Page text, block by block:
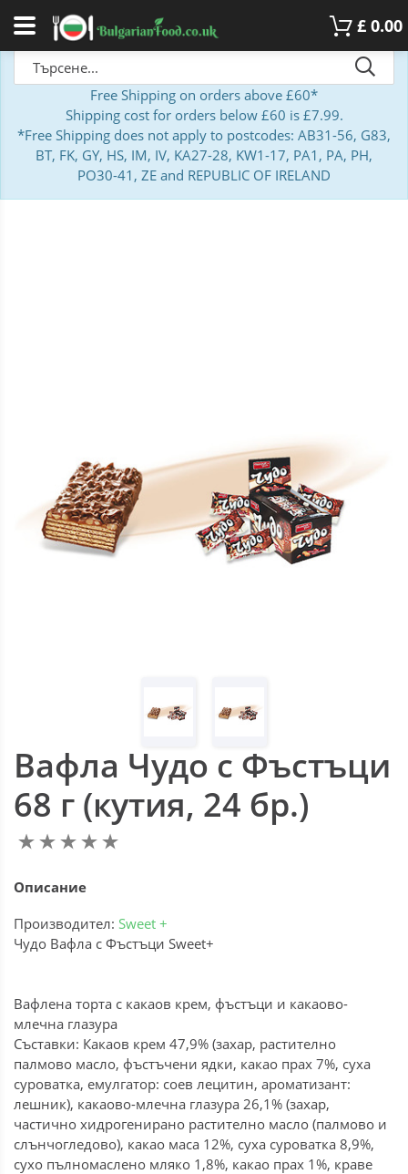
£ 0.00
Free Shipping on orders above £60*
Shipping cost for orders below £60 is £7.99.
*Free Shipping does not apply to postcodes: AB31-56, G83,
BT, FK, GY, HS, IM, IV, KA27-28, KW1-17, PA1, PA, PH,
PO30-41, ZE and REPUBLIC OF IRELAND
Вафла Чудо с Фъстъци
68 г (кутия, 24 бр.)
Описание
Производител: Sweet +
Чудо Вафла с Фъстъци Sweet+
Вафлена торта с какаов крем, фъстъци и какаово-
млечна глазура
Съставки: Какаов крем 47,9% (захар, растително
палмово масло, фъстъчени ядки, какао прах 7%, суха
суроватка, емулгатор: соев лецитин, ароматизант:
лешник), какаово-млечна глазура 26,1% (захар,
частично хидрогенирано растително масло (палмово и
слънчогледово), какао маса 12%, суха суроватка 8,9%,
сухо пълномаслено мляко 1,8%, какао прах 1%, краве